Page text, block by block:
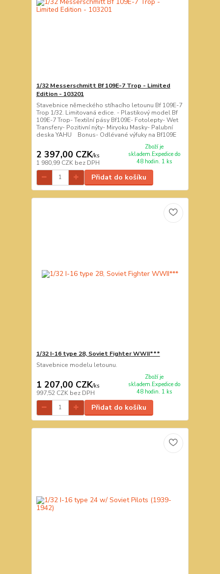
1/32 Messerschmitt Bf 109E-7 Trop - Limited
Edition - 103201
Stavebnice německého stíhacího letounu Bf 109E-7
Trop 1/32. Limitovaná edice. - Plastikový model Bf
109E-7 Trop- Textilní pásy Bf109E- Fotolepty- Wet
Transfery- Pozitivní nýty- Miryoku Masky- Palubní
deska YAHU Bonus- Odlévané výfuky na Bf109E
2 397,00 CZK/ks
1 980,99 CZK bez DPH
Zboží je
skladem.Expedice do
48 hodin. 1 ks
Přidat do košíku
1/32 I-16 type 28, Soviet Fighter WWII***
Stavebnice modelu letounu.
1 207,00 CZK/ks
997,52 CZK bez DPH
Zboží je
skladem.Expedice do
48 hodin. 1 ks
Přidat do košíku